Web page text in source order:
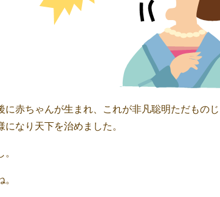
に赤ちゃんが生まれ、これが非凡聡明ただもの
になり天下を治めました。